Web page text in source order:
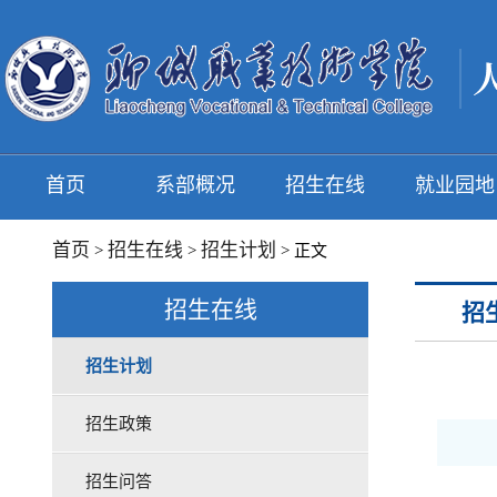
首页 系部概况 招生在线 就业园地
首页 > 招生在线 > 招生计划 > 正文
招生在线
招生计划
招生政策
招生问答
招